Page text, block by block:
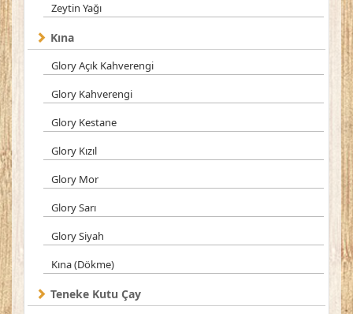
Zeytin Yağı
Kına
Glory Açık Kahverengi
Glory Kahverengi
Glory Kestane
Glory Kızıl
Glory Mor
Glory Sarı
Glory Siyah
Kına (Dökme)
Teneke Kutu Çay